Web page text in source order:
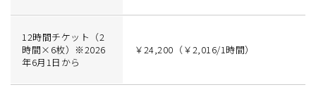
12時間チケット（2
時間×6枚）※2026
年6月1日から
￥24,200（￥2,016/1時間）